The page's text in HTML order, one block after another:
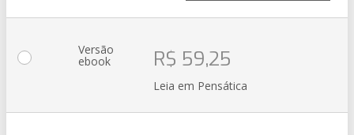
Versão
ebook R$ 59,25
Leia em Pensática